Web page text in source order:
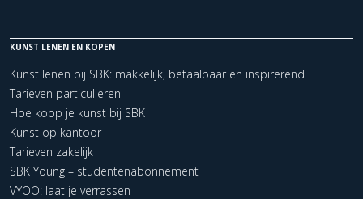
KUNST LENEN EN KOPEN
Kunst lenen bij SBK: makkelijk, betaalbaar en inspirerend
Tarieven particulieren
Hoe koop je kunst bij SBK
Kunst op kantoor
Tarieven zakelijk
SBK Young – studentenabonnement
VYOO: laat je verrassen